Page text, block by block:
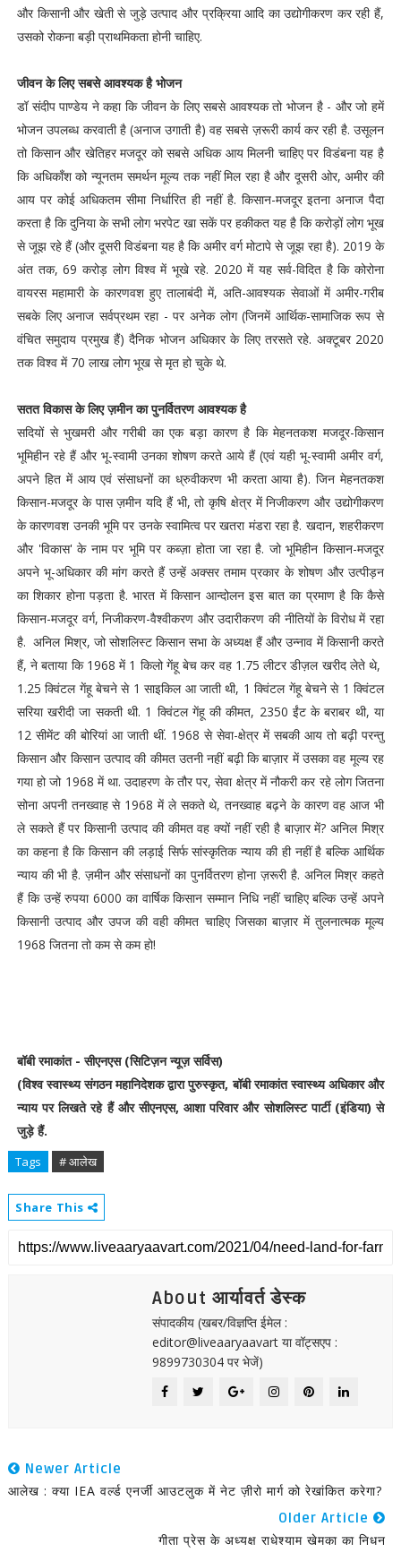
और किसानी और खेती से जुड़े उत्पाद और प्रक्रिया आदि का उद्योगीकरण कर रही हैं,
उसको रोकना बड़ी प्राथमिकता होनी चाहिए.
जीवन के लिए सबसे आवश्यक है भोजन
डॉ संदीप पाण्डेय ने कहा कि जीवन के लिए सबसे आवश्यक तो भोजन है - और जो हमें
भोजन उपलब्ध करवाती है (अनाज उगाती है) वह सबसे ज़रूरी कार्य कर रही है. उसूलन
तो किसान और खेतिहर मजदूर को सबसे अधिक आय मिलनी चाहिए पर विडंबना यह है
कि अधिकाँश को न्यूनतम समर्थन मूल्य तक नहीं मिल रहा है और दूसरी ओर, अमीर की
आय पर कोई अधिकतम सीमा निर्धारित ही नहीं है. किसान-मजदूर इतना अनाज पैदा
करता है कि दुनिया के सभी लोग भरपेट खा सकें पर हकीकत यह है कि करोड़ों लोग भूख
से जूझ रहे हैं (और दूसरी विडंबना यह है कि अमीर वर्ग मोटापे से जूझ रहा है). 2019 के
अंत तक, 69 करोड़ लोग विश्व में भूखे रहे. 2020 में यह सर्व-विदित है कि कोरोना
वायरस महामारी के कारणवश हुए तालाबंदी में, अति-आवश्यक सेवाओं में अमीर-गरीब
सबके लिए अनाज सर्वप्रथम रहा - पर अनेक लोग (जिनमें आर्थिक-सामाजिक रूप से
वंचित समुदाय प्रमुख हैं) दैनिक भोजन अधिकार के लिए तरसते रहे. अक्टूबर 2020
तक विश्व में 70 लाख लोग भूख से मृत हो चुके थे.
सतत विकास के लिए ज़मीन का पुनर्वितरण आवश्यक है
सदियों से भुखमरी और गरीबी का एक बड़ा कारण है कि मेहनतकश मजदूर-किसान
भूमिहीन रहे हैं और भू-स्वामी उनका शोषण करते आये हैं (एवं यही भू-स्वामी अमीर वर्ग,
अपने हित में आय एवं संसाधनों का ध्रुवीकरण भी करता आया है). जिन मेहनतकश
किसान-मजदूर के पास ज़मीन यदि हैं भी, तो कृषि क्षेत्र में निजीकरण और उद्योगीकरण
के कारणवश उनकी भूमि पर उनके स्वामित्व पर खतरा मंडरा रहा है. खदान, शहरीकरण
और 'विकास' के नाम पर भूमि पर कब्ज़ा होता जा रहा है. जो भूमिहीन किसान-मजदूर
अपने भू-अधिकार की मांग करते हैं उन्हें अक्सर तमाम प्रकार के शोषण और उत्पीड़न
का शिकार होना पड़ता है. भारत में किसान आन्दोलन इस बात का प्रमाण है कि कैसे
किसान-मजदूर वर्ग, निजीकरण-वैश्वीकरण और उदारीकरण की नीतियों के विरोध में रहा
है. अनिल मिश्र, जो सोशलिस्ट किसान सभा के अध्यक्ष हैं और उन्नाव में किसानी करते
हैं, ने बताया कि 1968 में 1 किलो गेंहू बेच कर वह 1.75 लीटर डीज़ल खरीद लेते थे,
1.25 क्विंटल गेंहू बेचने से 1 साइकिल आ जाती थी, 1 क्विंटल गेंहू बेचने से 1 क्विंटल
सरिया खरीदी जा सकती थी. 1 क्विंटल गेंहू की कीमत, 2350 ईंट के बराबर थी, या
12 सीमेंट की बोरियां आ जाती थीं. 1968 से सेवा-क्षेत्र में सबकी आय तो बढ़ी परन्तु
किसान और किसान उत्पाद की कीमत उतनी नहीं बढ़ी कि बाज़ार में उसका वह मूल्य रह
गया हो जो 1968 में था. उदाहरण के तौर पर, सेवा क्षेत्र में नौकरी कर रहे लोग जितना
सोना अपनी तनख्वाह से 1968 में ले सकते थे, तनख्वाह बढ़ने के कारण वह आज भी
ले सकते हैं पर किसानी उत्पाद की कीमत वह क्यों नहीं रही है बाज़ार में? अनिल मिश्र
का कहना है कि किसान की लड़ाई सिर्फ सांस्कृतिक न्याय की ही नहीं है बल्कि आर्थिक
न्याय की भी है. ज़मीन और संसाधनों का पुनर्वितरण होना ज़रूरी है. अनिल मिश्र कहते
हैं कि उन्हें रुपया 6000 का वार्षिक किसान सम्मान निधि नहीं चाहिए बल्कि उन्हें अपने
किसानी उत्पाद और उपज की वही कीमत चाहिए जिसका बाज़ार में तुलनात्मक मूल्य
1968 जितना तो कम से कम हो!
बॉबी रमाकांत - सीएनएस (सिटिज़न न्यूज़ सर्विस)
(विश्व स्वास्थ्य संगठन महानिदेशक द्वारा पुरुस्कृत, बॉबी रमाकांत स्वास्थ्य अधिकार और
न्याय पर लिखते रहे हैं और सीएनएस, आशा परिवार और सोशलिस्ट पार्टी (इंडिया) से
जुड़े हैं.
Tags # आलेख
Share This
About आर्यावर्त डेस्क
संपादकीय (खबर/विज्ञप्ति ईमेल :
editor@liveaaryaavart या वॉट्सएप :
9899730304 पर भेजें)
Newer Article
आलेख : क्या IEA वर्ल्ड एनर्जी आउटलुक में नेट ज़ीरो मार्ग को रेखांकित करेगा?
Older Article
गीता प्रेस के अध्यक्ष राधेश्याम खेमका का निधन